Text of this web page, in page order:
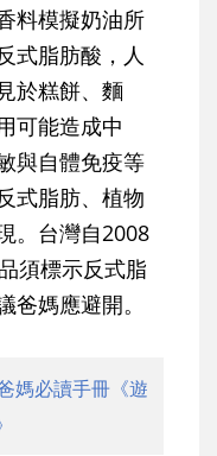
料模擬奶油所
式脂肪酸，人
於糕餅、麵
可能造成中
與自體免疫等
式脂肪、植物
。台灣自2008
須標示反式脂
媽應避開。
媽必讀手冊《遊